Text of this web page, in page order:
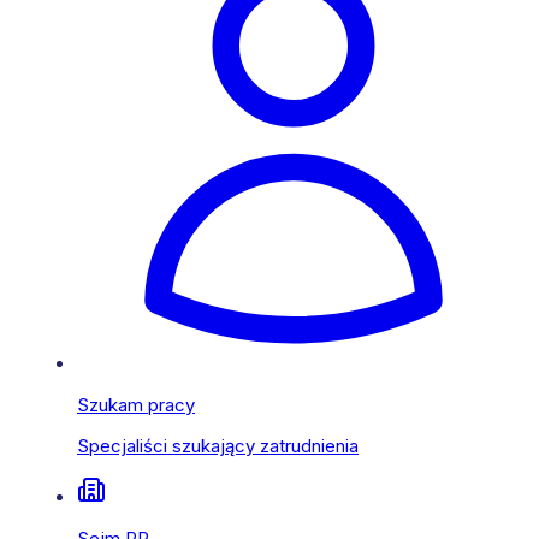
Szukam pracy
Specjaliści szukający zatrudnienia